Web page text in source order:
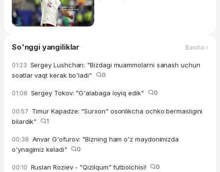
So'nggi yangiliklar Barcha ›
01:23 Sergey Lushchan: "Bizdagi muammolarni sanash uchun
soatlar vaqt kerak bo'ladi"
0
01:08 Sergey Tokov: "G'alabaga loyiq edik" 0
00:57 Timur Kapadze: "Surxon" osonlikcha ochko bermasligini
bilardik"
1
00:38 Anvar G'ofurov: "Bizning ham o'z maydonimizda
o'ynagimiz keladi"
0
00:10 Ruslan Roziev - "Qizilqum" futbolchisi! 0